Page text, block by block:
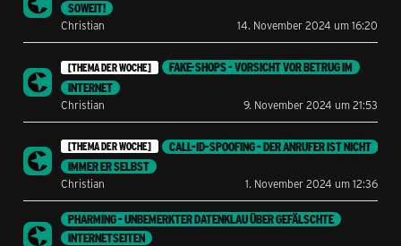
SOWEIT!
Christian
14. November 2024 um 16:20
[THEMA DER WOCHE]
FAKE-SHOPS - VORSICHT VOR BETRUG IM
INTERNET
Christian
9. November 2024 um 21:53
[THEMA DER WOCHE]
CALL-ID-SPOOFING - DER ANRUFER IST NICHT
IMMER ER SELBST
Christian
1. November 2024 um 12:36
PHARMING - UNBEMERKTER DATENKLAU ÜBER GEFÄLSCHTE
INTERNETSEITEN